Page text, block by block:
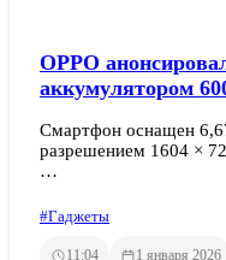
OPPO
аккумулятором
Смартфон оснащен
разрешением 1604 ×
…
#Гаджеты
11:04 1 января 2026